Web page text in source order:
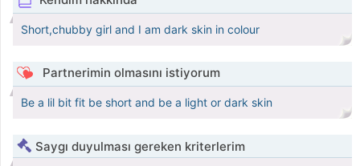
Short,chubby girl and I am dark skin in colour
Partnerimin olmasını istiyorum
Be a lil bit fit be short and be a light or dark skin
Saygı duyulması gereken kriterlerim